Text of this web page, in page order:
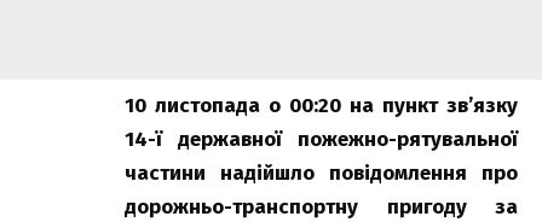
10 листопада о 00:20 на пункт зв’язку
14-ї державної пожежно-рятувальної
частини надійшло повідомлення про
дорожньо-транспортну пригоду за